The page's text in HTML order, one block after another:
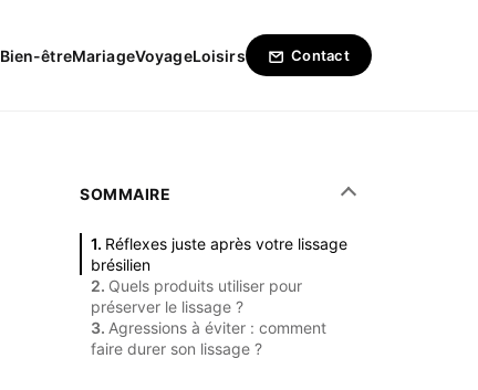
Bien-êtreMariageVoyageLoisirs Contact
SOMMAIRE
Réflexes juste après votre lissage
brésilien
Quels produits utiliser pour
préserver le lissage ?
Agressions à éviter : comment
faire durer son lissage ?